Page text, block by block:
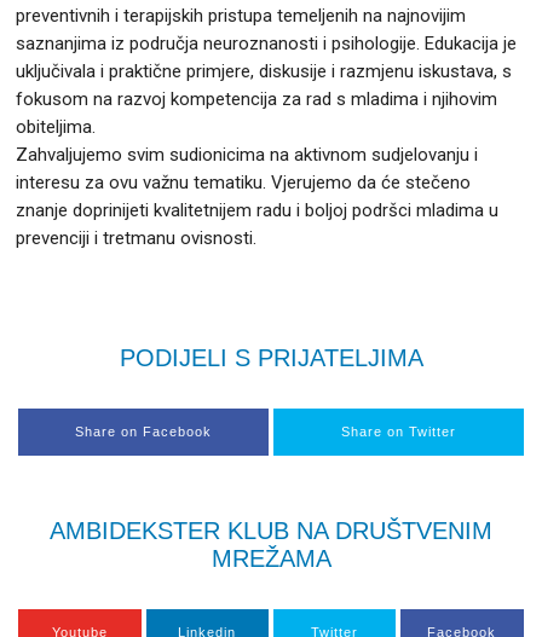
preventivnih i terapijskih pristupa temeljenih na najnovijim
saznanjima iz područja neuroznanosti i psihologije. Edukacija je
uključivala i praktične primjere, diskusije i razmjenu iskustava, s
fokusom na razvoj kompetencija za rad s mladima i njihovim
obiteljima.
Zahvaljujemo svim sudionicima na aktivnom sudjelovanju i
interesu za ovu važnu tematiku. Vjerujemo da će stečeno
znanje doprinijeti kvalitetnijem radu i boljoj podršci mladima u
prevenciji i tretmanu ovisnosti.
PODIJELI S PRIJATELJIMA
Share on Facebook Share on Twitter
AMBIDEKSTER KLUB NA DRUŠTVENIM
MREŽAMA
Youtube Linkedin Twitter Facebook